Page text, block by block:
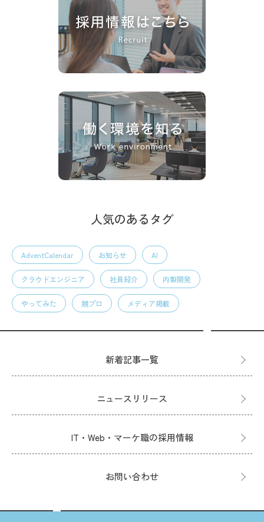
人気のあるタグ
AdventCalendar お知らせ AI
クラウドエンジニア 社員紹介 内製開発
やってみた 競プロ メディア掲載
新着記事一覧
ニュースリリース
IT・Web・マーケ職の採用情報
お問い合わせ